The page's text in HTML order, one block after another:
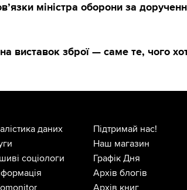
міністра оборони за
виставок зброї — саме те, чого
даних
соціологи
Підтримай нас!
Наш магазин
Графік Дня
Архів блогів